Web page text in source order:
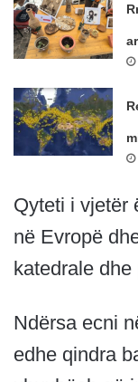
Qyteti i vjetër
në Evropë
katedrale
Ndërsa ecni
edhe qindra